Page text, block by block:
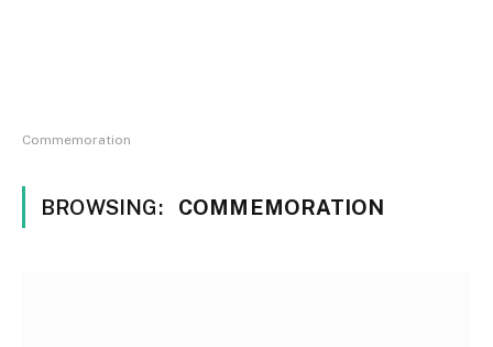
Commemoration
BROWSING: COMMEMORATION